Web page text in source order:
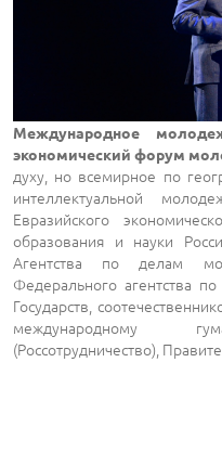
Международное
экономический форум
духу, но всемирное по
интеллектуальной
Евразийского
образования и науки
Агентства по делам
Федерального агентства
Государств,
международному
(Россотрудничество),